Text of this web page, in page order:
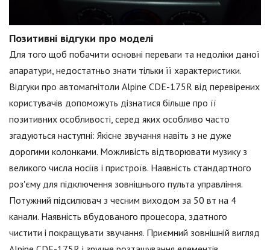
Позитивні відгуки про моделі
Для того щоб побачити основні переваги та недоліки даної
апаратури, недостатньо знати тільки її характеристики.
Відгуки про автомагнітоли Alpine CDE-175R від перевірених
користувачів допоможуть дізнатися більше про її
позитивних особливості, серед яких особливо часто
згадуються наступні: Якісне звучання навіть з не дуже
дорогими колонками. Можливість відтворювати музику з
великого числа носіїв і пристроїв. Наявність стандартного
роз'єму для підключення зовнішнього пульта управління.
Потужний підсилювач з чесним виходом за 50 вт на 4
канали. Наявність вбудованого процесора, здатного
чистити і покращувати звучання. Приємний зовнішній вигляд